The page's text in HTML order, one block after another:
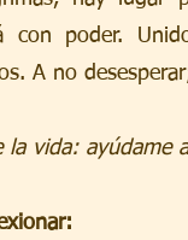
con poder.
A no
la vida: ayúdame